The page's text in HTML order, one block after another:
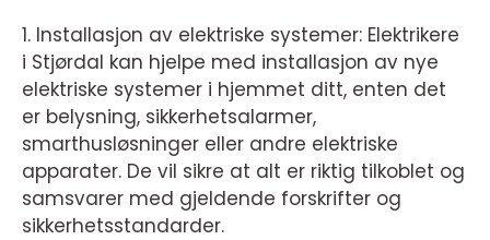
1. Installasjon av elektriske systemer: Elektrikere
i Stjørdal kan hjelpe med installasjon av nye
elektriske systemer i hjemmet ditt, enten det
er belysning, sikkerhetsalarmer,
smarthusløsninger eller andre elektriske
apparater. De vil sikre at alt er riktig tilkoblet og
samsvarer med gjeldende forskrifter og
sikkerhetsstandarder.